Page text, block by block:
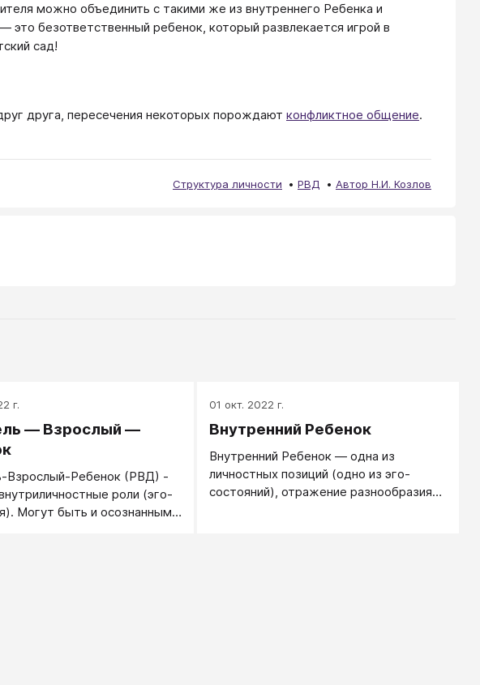
можно объединить с такими же из внутреннего Ребенка и
это безответственный ребенок, который развлекается игрой в
сад!
друга, пересечения некоторых порождают конфликтное общение.
Структура личности РВД Автор Н.И. Козлов
г.
— Взрослый —
Взрослый-Ребенок (РВД) -
роли (эго-
Могут быть и осознанными
01 окт. 2022 г.
Внутренний Ребенок
Внутренний Ребенок — одна из
личностных позиций (одно из эго-
состояний), отражение разнообразия